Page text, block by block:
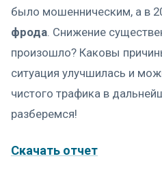
было мошенническим, а в
фрода. Снижение
произошло? Каковы
ситуация улучшилась и
чистого трафика в
разберемся!
Скачать отчет